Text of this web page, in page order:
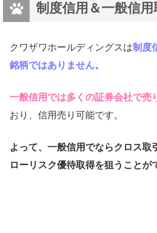
制度信用＆一般信
クワザワホールディングスは制度
銘柄ではありません。
一般信用では多くの証券会社で売
おり、信用売り可能です。
よって、一般信用でならクロス取
ローリスク優待取得を狙うことが